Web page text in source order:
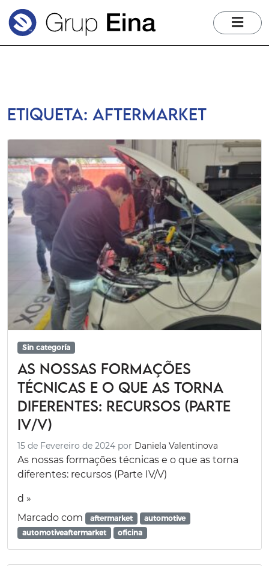
Etiqueta: aftermarket
Sin categoría
As nossas formações
técnicas e o que as torna
diferentes: recursos (Parte
IV/V)
15 de Fevereiro de 2024 por Daniela Valentinova
As nossas formações técnicas e o que as torna
diferentes: recursos (Parte IV/V)
d »
Marcado com
aftermarket
automotive
automotiveaftermarket
oficina